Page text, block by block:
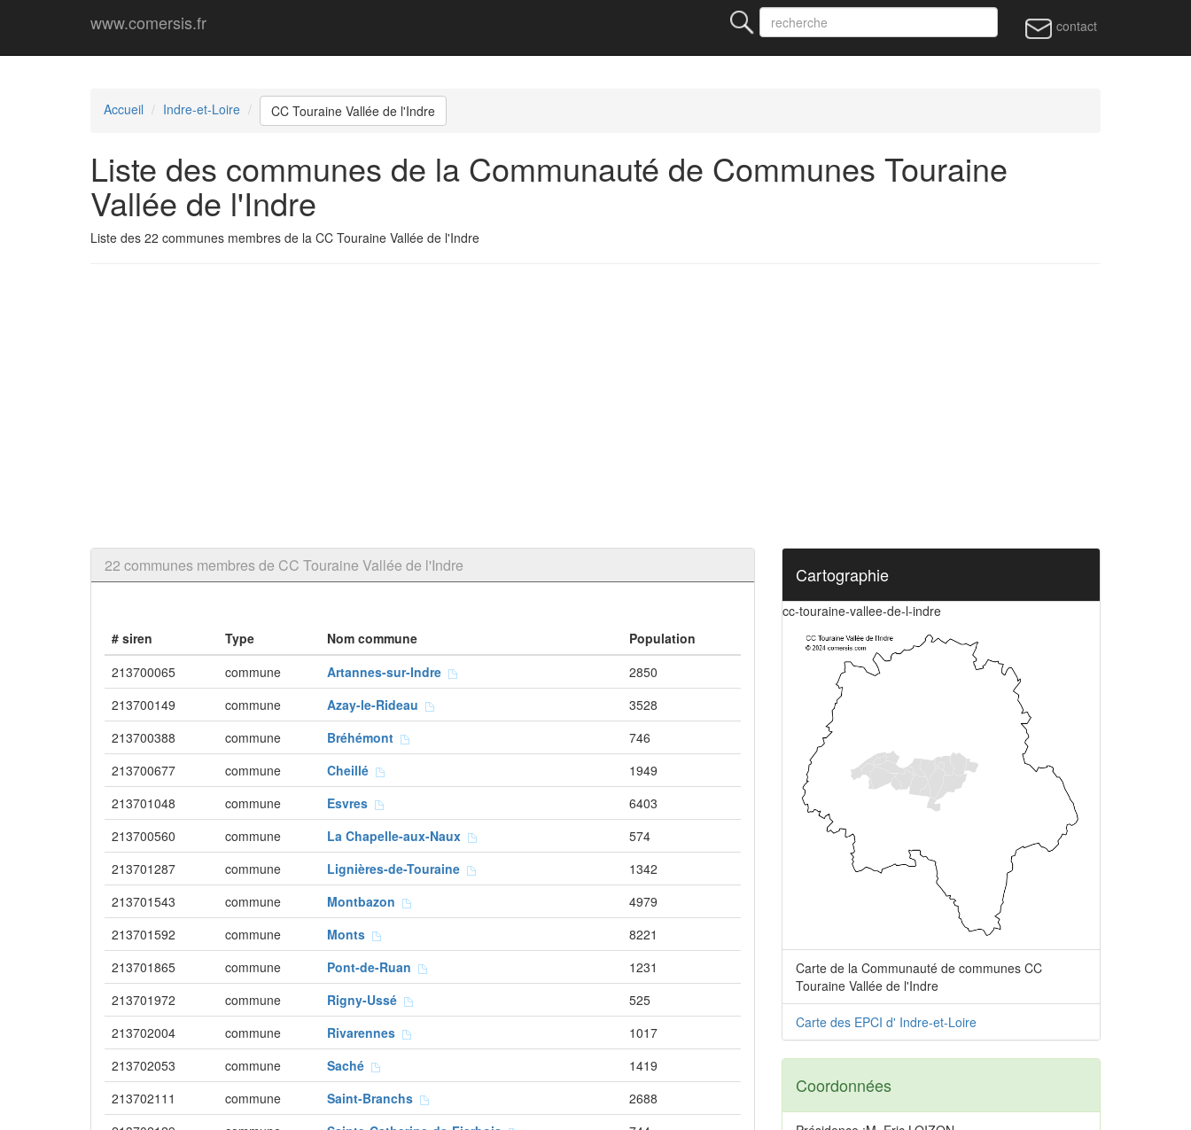
www.comersis.fr contact
Accueil Indre-et-Loire CC Touraine Vallée de l'Indre
Liste des communes de la Communauté de Communes Touraine
Vallée de l'Indre
Liste des 22 communes membres de la CC Touraine Vallée de l'Indre
22 communes membres de CC Touraine Vallée de l'Indre
# siren Type Nom commune
Population
213700065
commune Artannes-sur-Indre
2850
213700149
commune Azay-le-Rideau
3528
213700388
commune Bréhémont
746
213700677
commune Cheillé
1949
213701048
commune Esvres
6403
213700560
commune La Chapelle-aux-Naux
574
213701287
commune Lignières-de-Touraine
1342
213701543
commune Montbazon
4979
213701592
commune Monts
8221
213701865
commune Pont-de-Ruan
1231
213701972
commune Rigny-Ussé
525
213702004
commune Rivarennes
1017
213702053
commune Saché
1419
213702111
commune Saint-Branchs
2688
Cartographie
cc-touraine-vallee-de-l-indre
Carte de la Communauté de communes CC
Touraine Vallée de l'Indre
Carte des EPCI d' Indre-et-Loire
Coordonnées